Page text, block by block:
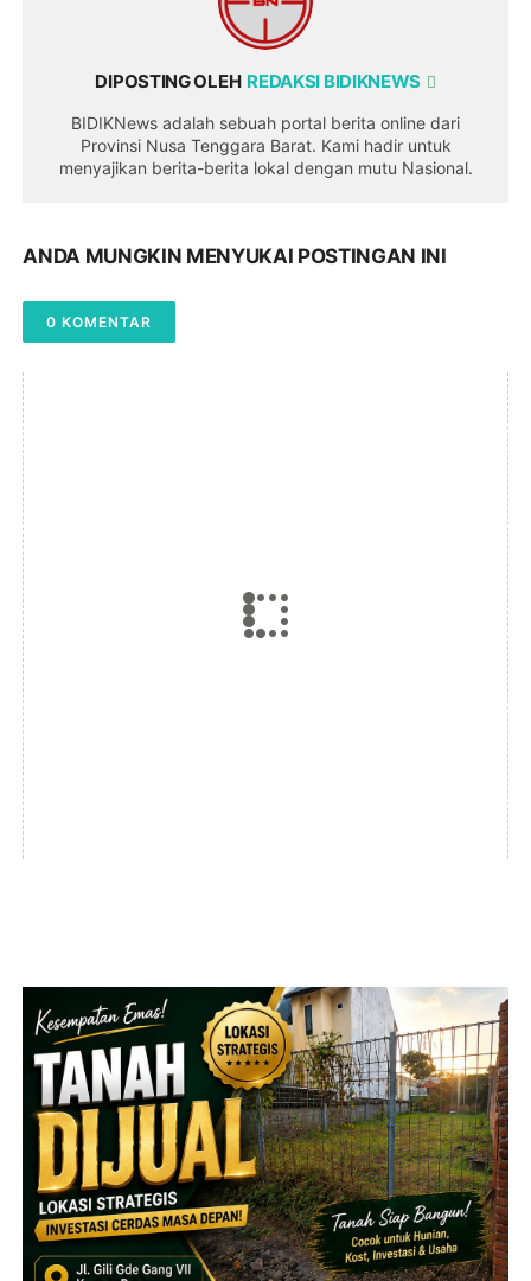
DIPOSTING OLEH REDAKSI BIDIKNEWS
BIDIKNews adalah sebuah portal berita online dari
Provinsi Nusa Tenggara Barat. Kami hadir untuk
menyajikan berita-berita lokal dengan mutu Nasional.
ANDA MUNGKIN MENYUKAI POSTINGAN INI
0 KOMENTAR